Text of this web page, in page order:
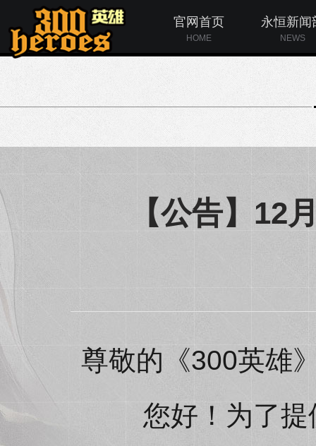
官网首页
HOME
永恒新闻
NEWS
【公告】12
尊敬的《300英雄
您好！为了提供